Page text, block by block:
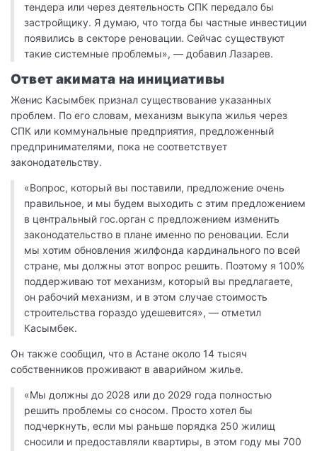
тендера или через деятельность СПК передало бы
застройщику. Я думаю, что тогда бы частные инвестиции
появились в секторе реновации. Сейчас существуют
такие системные проблемы», — добавил Лазарев.
Ответ акимата на инициативы
Женис Касымбек признал существование указанных
проблем. По его словам, механизм выкупа жилья через
СПК или коммунальные предприятия, предложенный
предпринимателями, пока не соответствует
законодательству.
«Вопрос, который вы поставили, предложение очень
правильное, и мы будем выходить с этим предложением
в центральный гос.орган с предложением изменить
законодательство в плане именно по реновации. Если
мы хотим обновления жилфонда кардинального по всей
стране, мы должны этот вопрос решить. Поэтому я 100%
поддерживаю тот механизм, который вы предлагаете,
он рабочий механизм, и в этом случае стоимость
строительства гораздо удешевится», — отметил
Касымбек.
Он также сообщил, что в Астане около 14 тысяч
собственников проживают в аварийном жилье.
«Мы должны до 2028 или до 2029 года полностью
решить проблемы со сносом. Просто хотел бы
подчеркнуть, если мы раньше порядка 250 жилищ
сносили и предоставляли квартиры, в этом году мы 700